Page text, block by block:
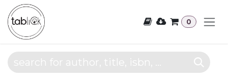
Skip to Content
0